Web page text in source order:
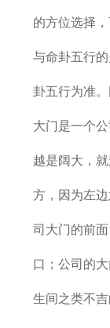
的方位选择
与命卦五行
卦五行为准
大门是一个
越是阔大，
方，因为左
司大门的前
口；公司的
生间之类不吉